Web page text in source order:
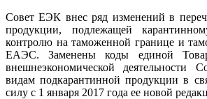
Совет ЕЭК внес ряд изменений в
продукции, подлежащей
контролю на таможенной границе и
ЕАЭС. Заменены коды единой
внешнеэкономической деятельности
видам подкарантинной продукции в
силу с 1 января 2017 года ее новой